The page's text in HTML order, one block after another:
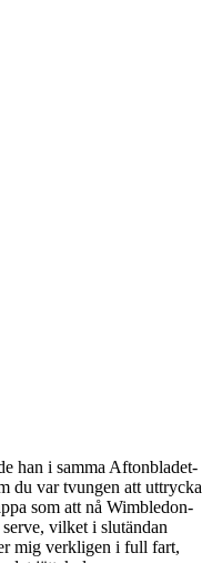
han i samma Aftonbladet-
du var tvungen att uttrycka
som att nå Wimbledon-
vilket i slutändan
mig verkligen i full fart,